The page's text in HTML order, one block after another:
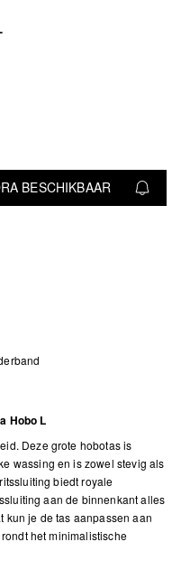
BESCHIKBAAR
Hobo L
Deze grote hobotas is
wassing en is zowel stevig als
biedt royale
aan de binnenkant alles
kun je de tas aanpassen aan
het minimalistische